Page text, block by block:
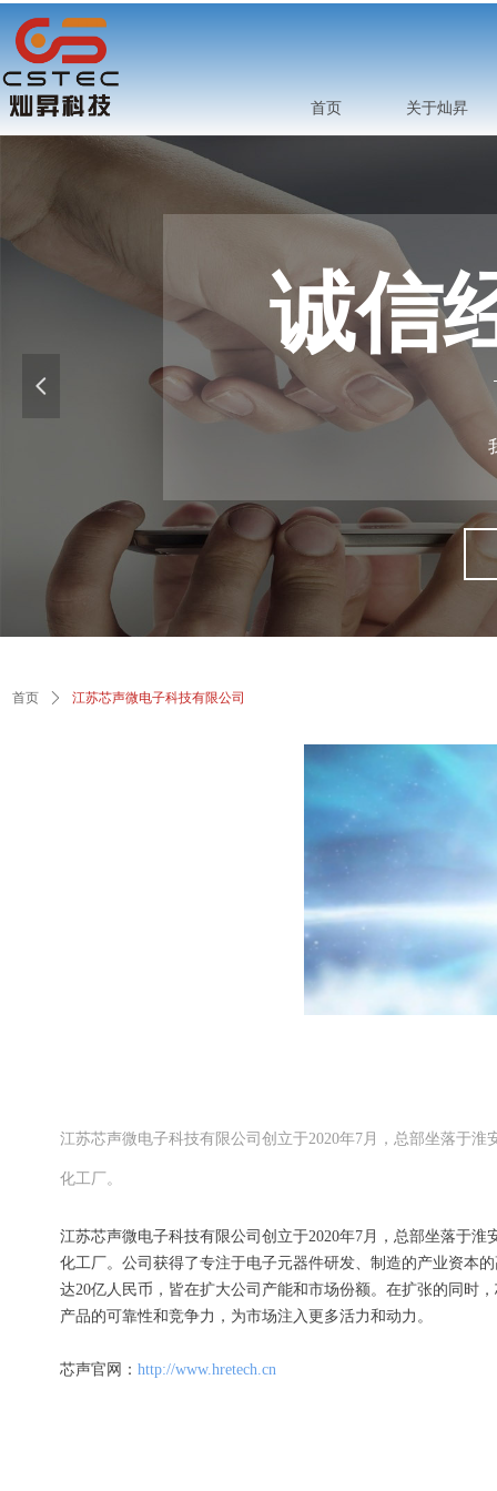
首页 关于灿昇
首页 ꄲ 江苏芯声微电子科技有限公司
江苏芯声微电子科技有限公司创立于2020年7月，总部坐落于
化工厂。
江苏芯声微电子科技有限公司创立于2020年7月，总部坐落于
化工厂。公司获得了专注于电子元器件研发、制造的产业资本
达20亿人民币，皆在扩大公司产能和市场份额。在扩张的同时
产品的可靠性和竞争力，为市场注入更多活力和动力。
芯声官网： http://www.hretech.cn
诚信
넳